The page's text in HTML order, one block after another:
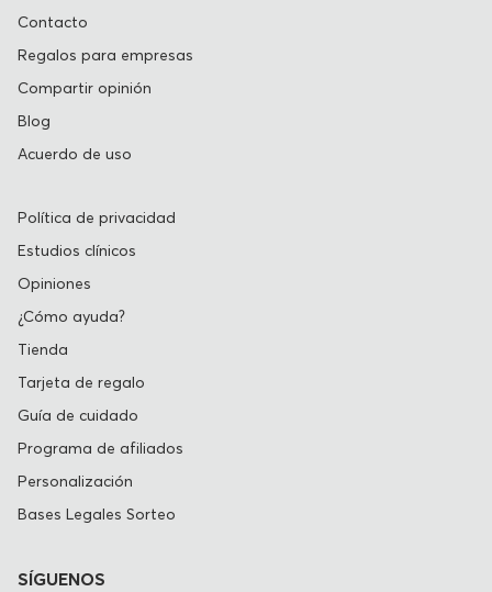
Contacto
Regalos para empresas
Compartir opinión
Blog
Acuerdo de uso
Política de privacidad
Estudios clínicos
Opiniones
¿Cómo ayuda?
Tienda
Tarjeta de regalo
Guía de cuidado
Programa de afiliados
Personalización
Bases Legales Sorteo
SÍGUENOS